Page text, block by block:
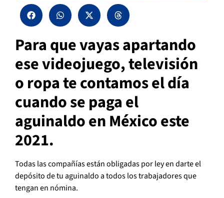
Para que vayas apartando
ese videojuego, televisión
o ropa te contamos el día
cuando se paga el
aguinaldo en México este
2021.
Todas las compañías están obligadas por ley en darte el
depósito de tu aguinaldo a todos los trabajadores que
tengan en nómina.